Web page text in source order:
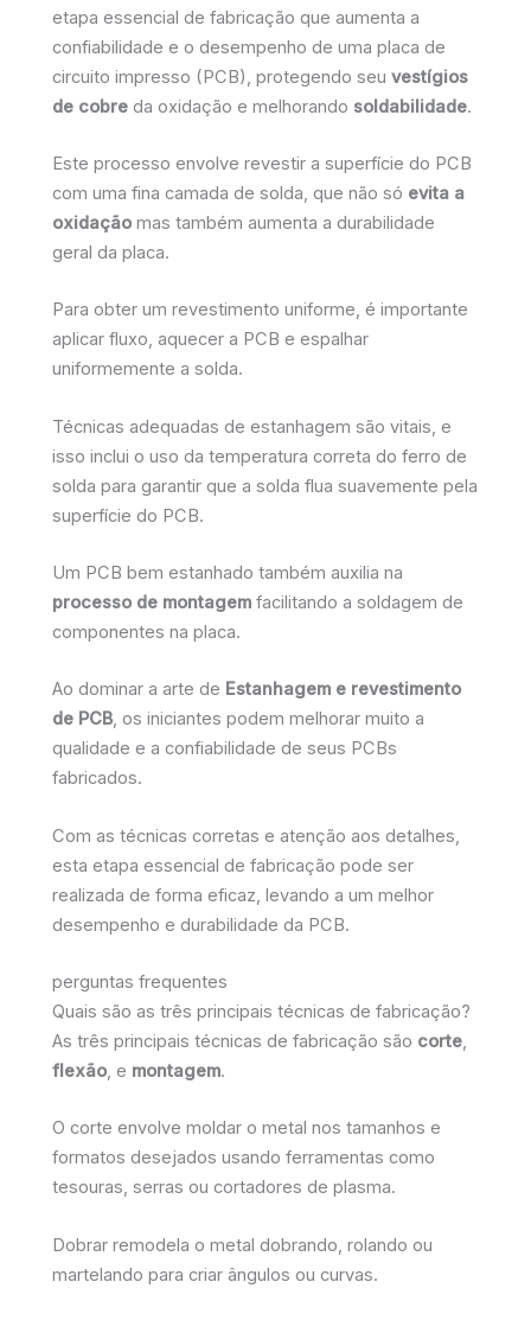
etapa essencial de fabricação que aumenta a
confiabilidade e o desempenho de uma placa de
circuito impresso (PCB), protegendo seu vestígios
de cobre da oxidação e melhorando soldabilidade.
Este processo envolve revestir a superfície do PCB
com uma fina camada de solda, que não só evita a
oxidação mas também aumenta a durabilidade
geral da placa.
Para obter um revestimento uniforme, é importante
aplicar fluxo, aquecer a PCB e espalhar
uniformemente a solda.
Técnicas adequadas de estanhagem são vitais, e
isso inclui o uso da temperatura correta do ferro de
solda para garantir que a solda flua suavemente pela
superfície do PCB.
Um PCB bem estanhado também auxilia na
processo de montagem facilitando a soldagem de
componentes na placa.
Ao dominar a arte de Estanhagem e revestimento
de PCB, os iniciantes podem melhorar muito a
qualidade e a confiabilidade de seus PCBs
fabricados.
Com as técnicas corretas e atenção aos detalhes,
esta etapa essencial de fabricação pode ser
realizada de forma eficaz, levando a um melhor
desempenho e durabilidade da PCB.
perguntas frequentes
Quais são as três principais técnicas de fabricação?
As três principais técnicas de fabricação são corte,
flexão, e montagem.
O corte envolve moldar o metal nos tamanhos e
formatos desejados usando ferramentas como
tesouras, serras ou cortadores de plasma.
Dobrar remodela o metal dobrando, rolando ou
martelando para criar ângulos ou curvas.